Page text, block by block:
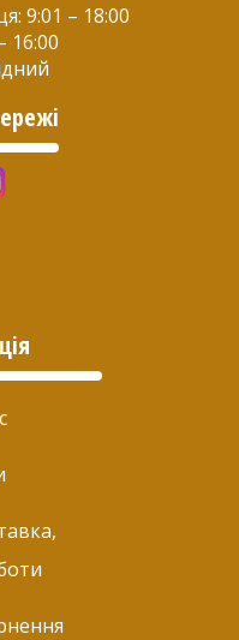
9:01 – 18:00
16:00